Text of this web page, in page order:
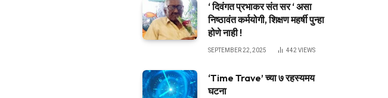
‘ दिवंगत प्रभाकर संत सर ‘ असा
निष्ठावंत कर्मयोगी, शिक्षण महर्षी पुन्हा
होणे नाही !
SEPTEMBER 22, 2025 442 VIEWS
‘Time Trave’ च्या ७ रहस्यमय
घटना